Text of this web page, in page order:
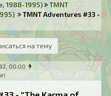
1988-1995)
TMNT
TMNT Adventures #33 -
на тему
00:00
#1